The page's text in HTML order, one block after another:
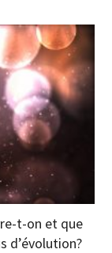
t-on et que
d’évolution?